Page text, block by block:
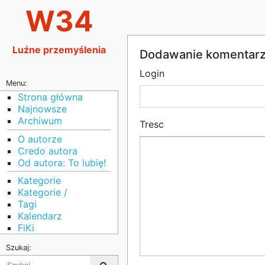
W34
Luźne przemyślenia
Menu:
Strona główna
Najnowsze
Archiwum
O autorze
Credo autora
Od autora: To lubię!
Kategorie
Kategorie /
Tagi
Kalendarz
FiKi
Szukaj:
Dodawanie
Login
Tresc